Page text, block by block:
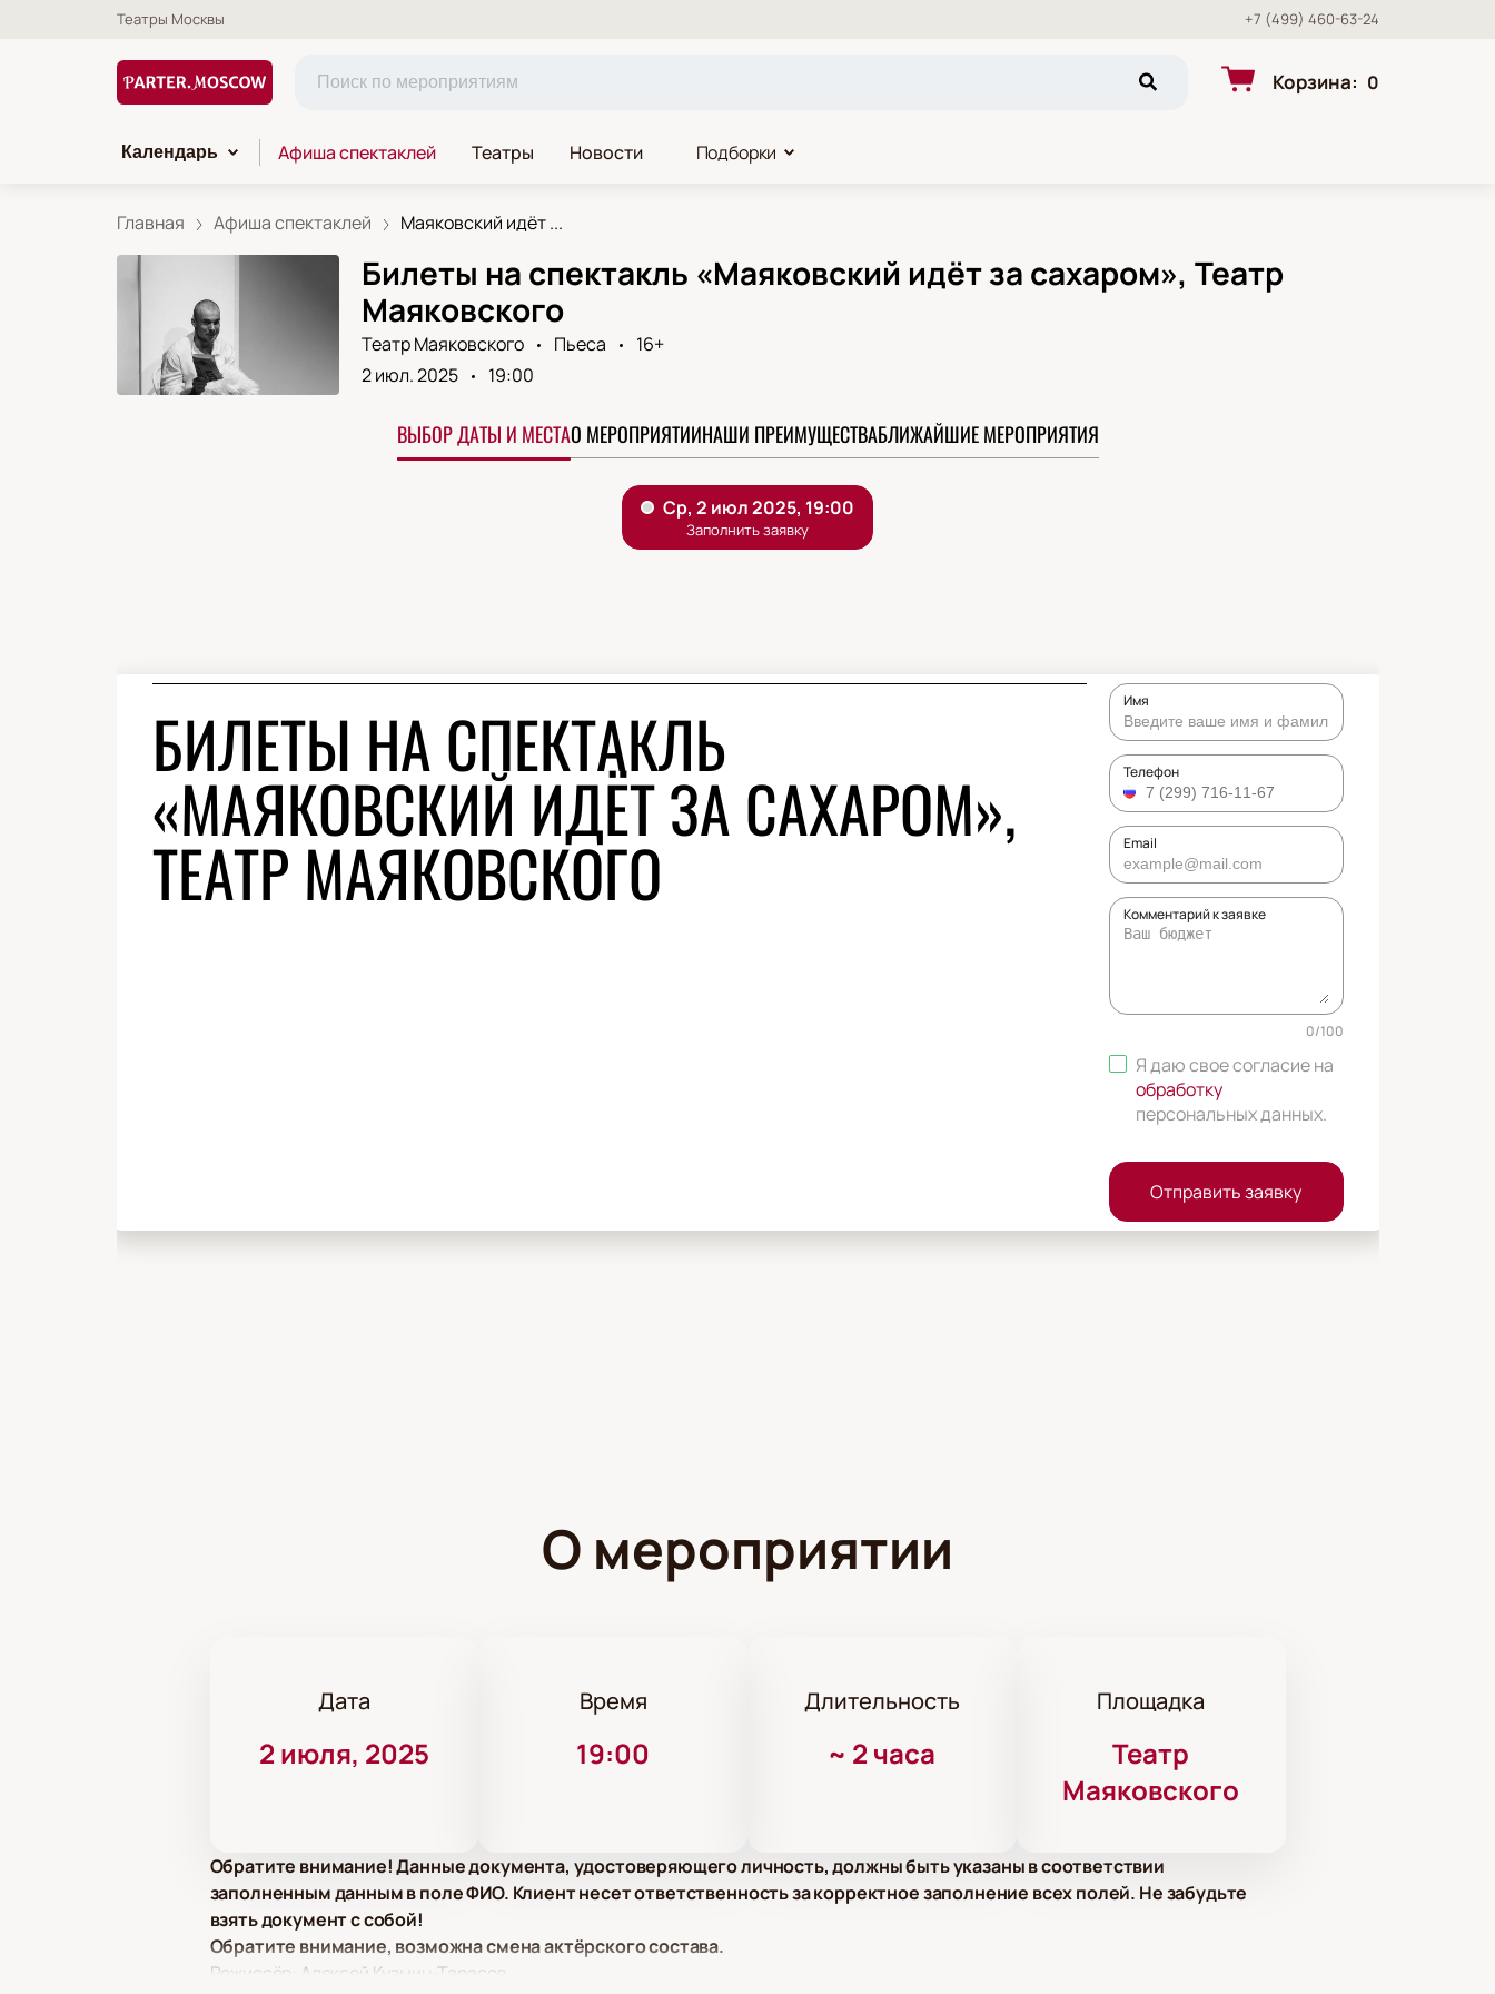
Театры Москвы +7 (499) 460-63-24
Корзина: 0
Календарь Афиша спектаклей Театры Новости Подборки
Главная Афиша спектаклей Маяковский идёт ...
Билеты на спектакль «Маяковский идёт за сахаром», Театр
Маяковского
Театр Маяковского Пьеса
16+
2 июл. 2025
19:00
ВЫБОР ДАТЫ И МЕСТАО МЕРОПРИЯТИИНАШИ ПРЕИМУЩЕСТВАБЛИЖАЙШИЕ МЕРОПРИЯТИЯ
БИЛЕТЫ НА СПЕКТАКЛЬ
«МАЯКОВСКИЙ ИДЁТ ЗА САХАРОМ»,
ТЕАТР МАЯКОВСКОГО
Имя
Телефон
Email
Комментарий к заявке
0/100
Я даю свое согласие на
обработку
персональных данных.
Отправить заявку
О мероприятии
Дата
2 июля, 2025
Время
19:00
Длительность
~ 2 часа
Площадка
Театр
Маяковского
Обратите внимание! Данные документа, удостоверяющего личность, должны быть указаны в соответствии
заполненным данным в поле ФИО. Клиент несет ответственность за корректное заполнение всех полей. Не забудьте
взять документ с собой!
Обратите внимание, возможна смена актёрского состава.
Режиссёр: Алексей Кузмин-Тарасов